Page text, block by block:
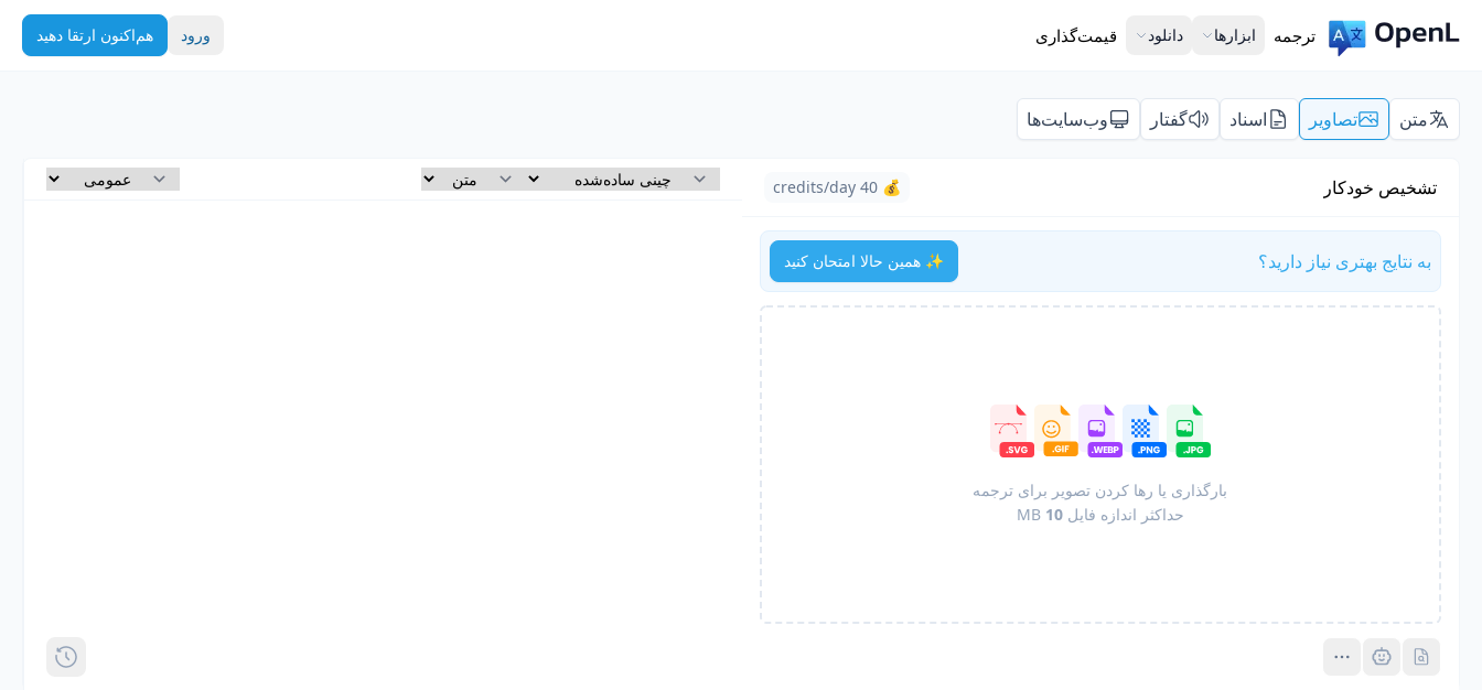
ترجمه ابزارها دانلود قیمت‌گذاری ورود هم‌اکنون ارتقا دهید
متن تصاویر اسناد گفتار وب‌سایت‌ها
تشخیص خودکار 💰 40 credits/day
به نتایج بهتری نیاز دارید؟ ✨ همین حالا امتحان کنید
بارگذاری یا رها کردن تصویر برای ترجمه
حداکثر اندازه فایل10
MB
ProPro